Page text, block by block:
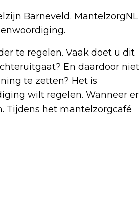
Barneveld. MantelzorgNL
te regelen. Vaak doet u dit
En daardoor niet
te zetten? Het is
wilt regelen. Wanneer er
Tijdens het mantelzorgcafé